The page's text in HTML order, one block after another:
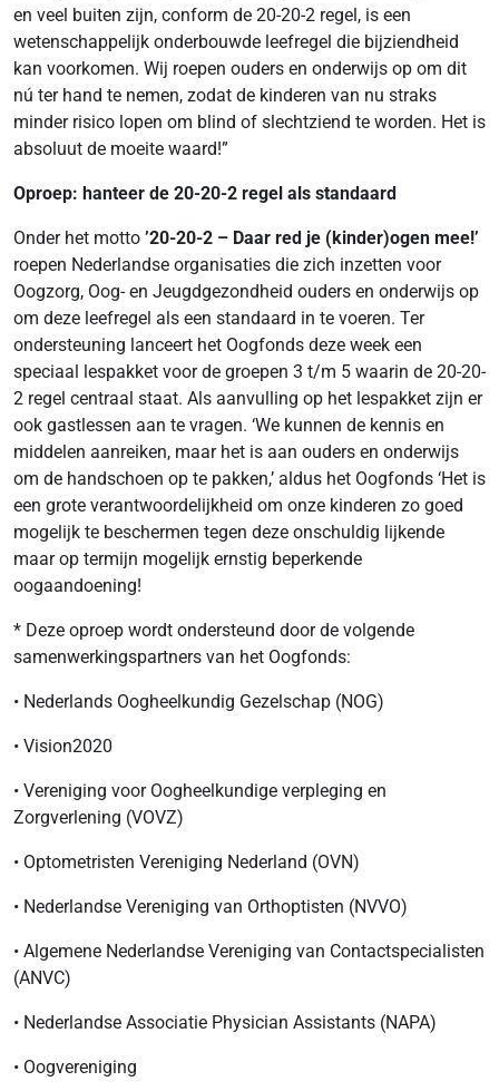
en veel buiten zijn, conform de 20-20-2 regel, is een
wetenschappelijk onderbouwde leefregel die bijziendheid
kan voorkomen. Wij roepen ouders en onderwijs op om dit
nú ter hand te nemen, zodat de kinderen van nu straks
minder risico lopen om blind of slechtziend te worden. Het is
absoluut de moeite waard!”
Oproep: hanteer de 20-20-2 regel als standaard
Onder het motto ’20-20-2 – Daar red je (kinder)ogen mee!’
roepen Nederlandse organisaties die zich inzetten voor
Oogzorg, Oog- en Jeugdgezondheid ouders en onderwijs op
om deze leefregel als een standaard in te voeren. Ter
ondersteuning lanceert het Oogfonds deze week een
speciaal lespakket voor de groepen 3 t/m 5 waarin de 20-20-
2 regel centraal staat. Als aanvulling op het lespakket zijn er
ook gastlessen aan te vragen. ‘We kunnen de kennis en
middelen aanreiken, maar het is aan ouders en onderwijs
om de handschoen op te pakken,’ aldus het Oogfonds ‘Het is
een grote verantwoordelijkheid om onze kinderen zo goed
mogelijk te beschermen tegen deze onschuldig lijkende
maar op termijn mogelijk ernstig beperkende
oogaandoening!
* Deze oproep wordt ondersteund door de volgende
samenwerkingspartners van het Oogfonds:
• Nederlands Oogheelkundig Gezelschap (NOG)
• Vision2020
• Vereniging voor Oogheelkundige verpleging en
Zorgverlening (VOVZ)
• Optometristen Vereniging Nederland (OVN)
• Nederlandse Vereniging van Orthoptisten (NVVO)
• Algemene Nederlandse Vereniging van Contactspecialisten
(ANVC)
• Nederlandse Associatie Physician Assistants (NAPA)
• Oogvereniging